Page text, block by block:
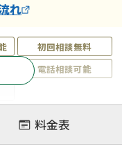
初回相談無料
電話相談可能
相続登記
れ
料金表